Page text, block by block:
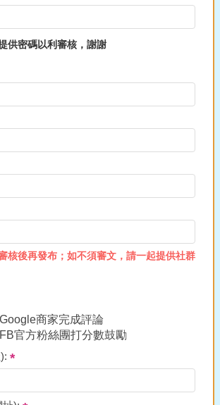
供密碼以利審核，謝謝
核後再發布；如不須審文，請一起提供社群
商家完成評論
官方粉絲團打分數鼓勵